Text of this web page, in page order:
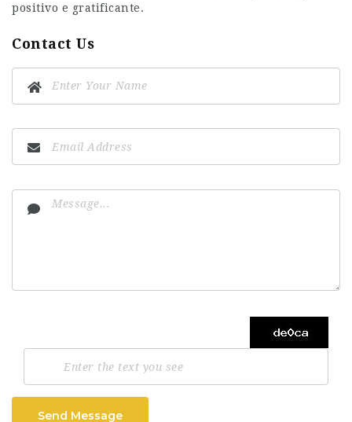
positivo e gratificante.
Contact Us
Send Message